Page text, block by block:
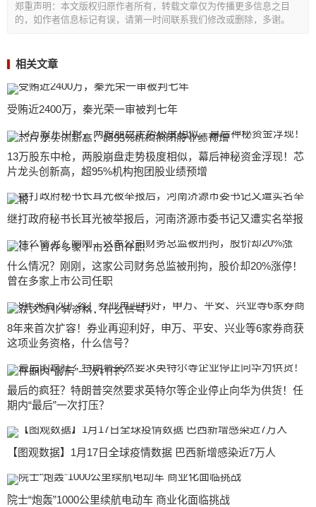
郑重声明：本文版权归原作者所有，转载文章仅为传播更多信息之目
的，如作者信息标记有误，请第一时间联系我们修改或删除，多谢。
相关文章
受贿近2400万，秦光荣一审被判七年
13万股东中枪，两股崩盘走势极度相似，幕后神秘资金浮现！芯
片龙头创新高，超95%机构抱团股业绩预增
继打政府秘书长耳光被举报后，河南济源市委书记又遭实名举报
什么情况？刚刚，这家公司财务总监被刑拘，股价却20%涨停！
曾在多家上市公司任职
8年来首次扩容！券业再迎利好，申万、平安、兴业等6家券商获
这项业务资格，什么信号？
最后的疯狂？特朗普突然要求英特尔等企业停止向华为供货！任
期内“最后”一次打压？
【图观数据】1月17日全球疫情数据 巴西新增感染近7万人
院士“炮轰”1000公里续航电动车 商业化面临挑战